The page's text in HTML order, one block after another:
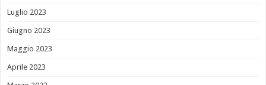
Luglio 2023
Giugno 2023
Maggio 2023
Aprile 2023